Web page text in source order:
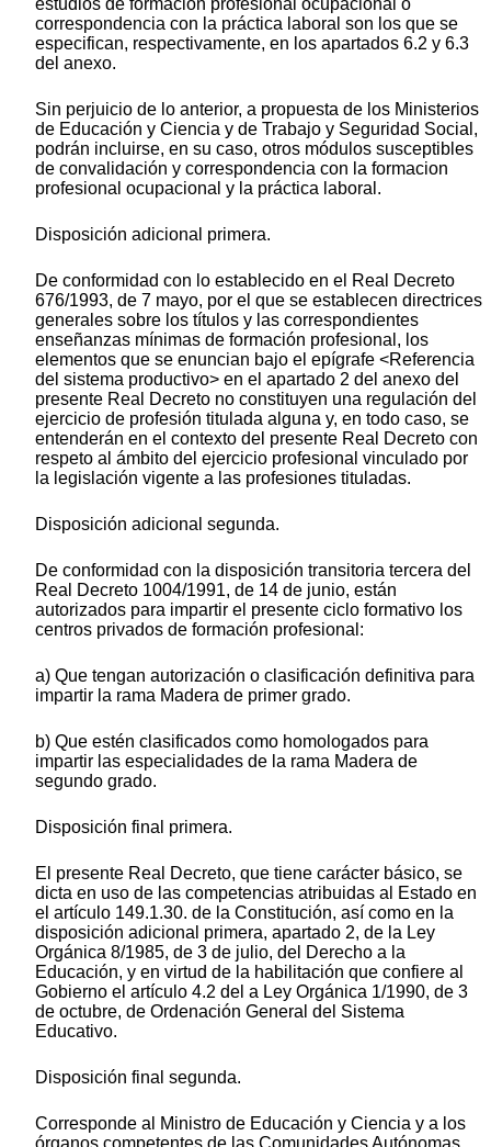
estudios de formación profesional ocupacional o
correspondencia con la práctica laboral son los que se
especifican, respectivamente, en los apartados 6.2 y 6.3
del anexo.
Sin perjuicio de lo anterior, a propuesta de los Ministerios
de Educación y Ciencia y de Trabajo y Seguridad Social,
podrán incluirse, en su caso, otros módulos susceptibles
de convalidación y correspondencia con la formacion
profesional ocupacional y la práctica laboral.
Disposición adicional primera.
De conformidad con lo establecido en el Real Decreto
676/1993, de 7 mayo, por el que se establecen directrices
generales sobre los títulos y las correspondientes
enseñanzas mínimas de formación profesional, los
elementos que se enuncian bajo el epígrafe <Referencia
del sistema productivo> en el apartado 2 del anexo del
presente Real Decreto no constituyen una regulación del
ejercicio de profesión titulada alguna y, en todo caso, se
entenderán en el contexto del presente Real Decreto con
respeto al ámbito del ejercicio profesional vinculado por
la legislación vigente a las profesiones tituladas.
Disposición adicional segunda.
De conformidad con la disposición transitoria tercera del
Real Decreto 1004/1991, de 14 de junio, están
autorizados para impartir el presente ciclo formativo los
centros privados de formación profesional:
a) Que tengan autorización o clasificación definitiva para
impartir la rama Madera de primer grado.
b) Que estén clasificados como homologados para
impartir las especialidades de la rama Madera de
segundo grado.
Disposición final primera.
El presente Real Decreto, que tiene carácter básico, se
dicta en uso de las competencias atribuidas al Estado en
el artículo 149.1.30. de la Constitución, así como en la
disposición adicional primera, apartado 2, de la Ley
Orgánica 8/1985, de 3 de julio, del Derecho a la
Educación, y en virtud de la habilitación que confiere al
Gobierno el artículo 4.2 del a Ley Orgánica 1/1990, de 3
de octubre, de Ordenación General del Sistema
Educativo.
Disposición final segunda.
Corresponde al Ministro de Educación y Ciencia y a los